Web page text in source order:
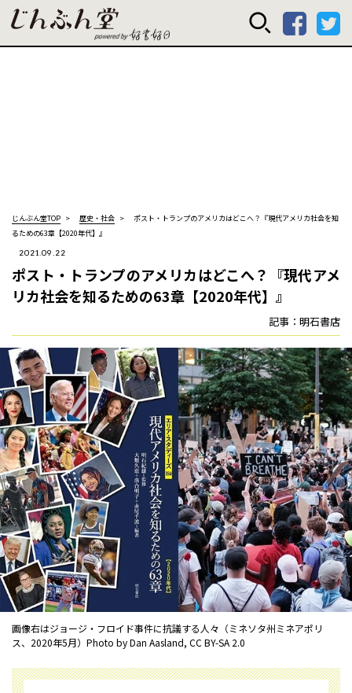
じんぶん堂
じんぶん堂TOP 歴史・社会
ポスト・トランプのアメリカはどこへ？――『現代アメリカ社会を知
るための63章【2020年代】』
2021.09.22
ポスト・トランプのアメリカはどこへ？――『現代アメ
リカ社会を知るための63章【2020年代】』
記事：明石書店
画像右はジョージ・フロイド事件に抗議する人々（ミネソタ州ミネアポリ
ス、2020年5月）Photo by Dan Aasland, CC BY-SA 2.0